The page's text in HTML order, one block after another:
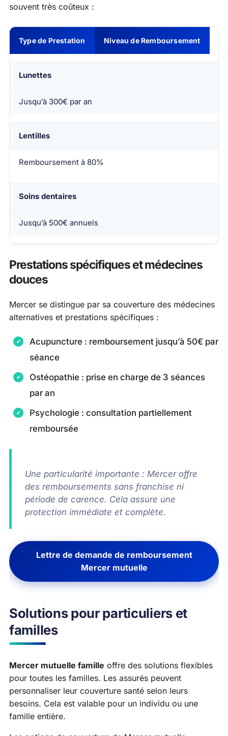
souvent très coûteux :
Type de Prestation Niveau de Remboursement
Lunettes
Jusqu’à 300€ par an
Lentilles
Remboursement à 80%
Soins dentaires
Jusqu’à 500€ annuels
Prestations spécifiques et médecines
douces
Mercer se distingue par sa couverture des médecines
alternatives et prestations spécifiques :
Acupuncture : remboursement jusqu’à 50€ par
séance
Ostéopathie : prise en charge de 3 séances
par an
Psychologie : consultation partiellement
remboursée
Une particularité importante : Mercer offre
des remboursements sans franchise ni
période de carence. Cela assure une
protection immédiate et complète.
Lettre de demande de remboursement
Mercer mutuelle
Solutions pour particuliers et
familles
Mercer mutuelle famille offre des solutions flexibles
pour toutes les familles. Les assurés peuvent
personnaliser leur couverture santé selon leurs
besoins. Cela est valable pour un individu ou une
famille entière.